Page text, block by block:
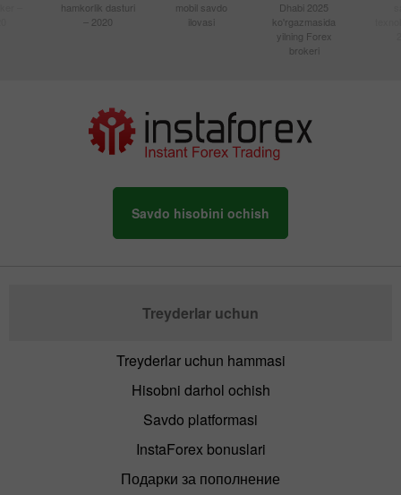
hamkorlik dasturi
– 2020
mobil savdo
ilovasi
Dhabi 2025
ko'rgazmasida
yilning Forex
brokeri
Savdo hisobini ochish
Treyderlar uchun
Treyderlar uchun hammasi
Hisobni darhol ochish
Savdo platformasi
InstaForex bonuslari
Подарки за пополнение